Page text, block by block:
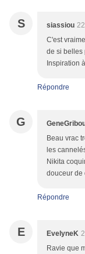
S siassiou
C'est
de si belles
Inspiration
Répondre
G
Beau vrac
les
Nikita
douceur de
Répondre
E EvelyneK
Ravie que